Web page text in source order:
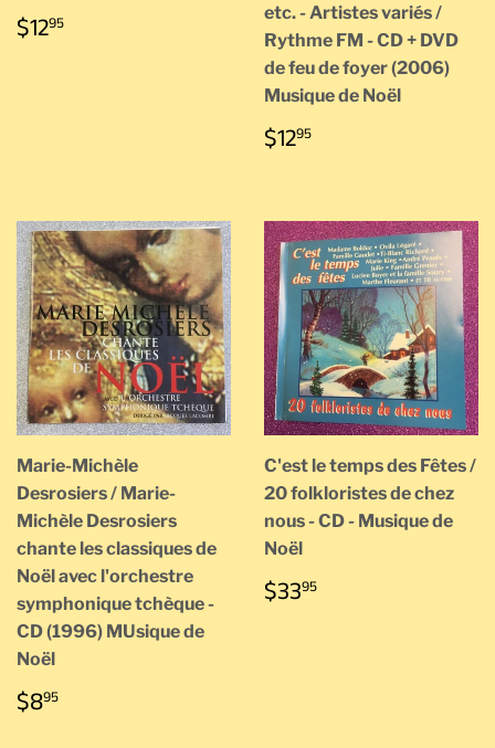
PRIX
RÉGULIER
$1295
etc. - Artistes variés /
Rythme FM - CD + DVD
de feu de foyer (2006)
Musique de Noël
PRIX
RÉGULIER
$1295
Marie-Michèle
Desrosiers / Marie-
Michèle Desrosiers
chante les classiques de
Noël avec l'orchestre
symphonique tchèque -
CD (1996) MUsique de
Noël
PRIX
RÉGULIER
$895
C'est le temps des Fêtes /
20 folkloristes de chez
nous - CD - Musique de
Noël
PRIX
RÉGULIER
$3395